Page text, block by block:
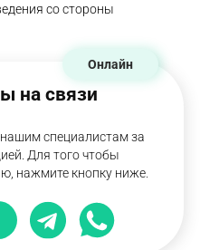
со стороны
на связи
специалистам за
Для того чтобы
нажмите кнопку ниже.
Онлайн